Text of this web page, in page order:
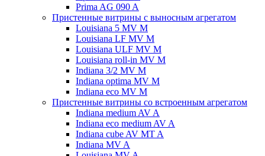
Prima AG 090 A
Пристенные витрины с выносным агрегатом
Louisiana 5 MV M
Louisiana LF MV M
Louisiana ULF MV M
Louisiana roll-in MV M
Indiana 3/2 MV M
Indiana optima MV M
Indiana eco MV M
Пристенные витрины со встроенным агрегатом
Indiana medium AV A
Indiana eco medium AV A
Indiana cube AV MT A
Indiana MV A